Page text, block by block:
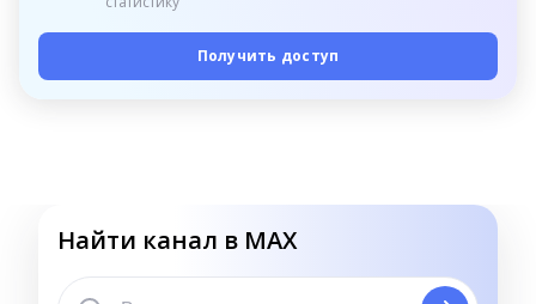
Получить доступ
Найти канал в MAX